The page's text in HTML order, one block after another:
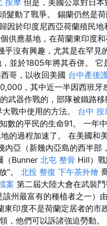
動了戰爭。 錫蘭仍然是
因於印度尼西亞荷蘭殖民
供應基地，在荷蘭東印度
乎沒有興趣，尤其是在罕見
並於1805年將其吞併。 它
哥，以收回美國 台中產後
，其中近一半因西班牙
武器作戰的，部隊被鐵路
戰中使用的方法。 台中 按
的平民的生命91。 一年
的過程加速了。 在美國和
亞（新幾內亞島的西半部
（Bunner 北屯 整骨 Hill）
”。 北投 整復 下午茶外燴
案 第二屆大陸大會在武裝
州最富有的種植者之一）
印度不是荷蘭定居者的市
，他們可以訴諸強迫勞動。